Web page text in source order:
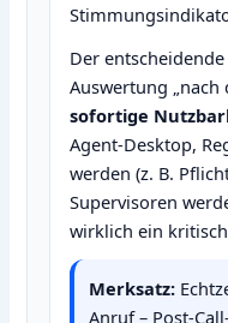
Der
Auswertung „nach
sofortige
Agent‑Desktop,
werden (z. B.
Supervisoren
wirklich ein
Merksatz:
Anruf –